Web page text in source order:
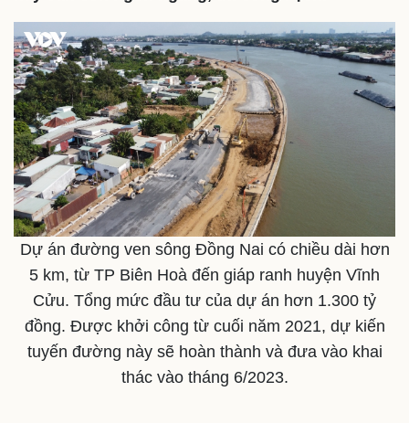
Quan sát
Cuộc sống đó đây
Multimedia
Video
Ảnh
E-Magazine
Dự án đường ven sông Đồng Nai có chiều dài hơn
5 km, từ TP Biên Hoà đến giáp ranh huyện Vĩnh
Cửu. Tổng mức đầu tư của dự án hơn 1.300 tỷ
đồng. Được khởi công từ cuối năm 2021, dự kiến
tuyến đường này sẽ hoàn thành và đưa vào khai
thác vào tháng 6/2023.